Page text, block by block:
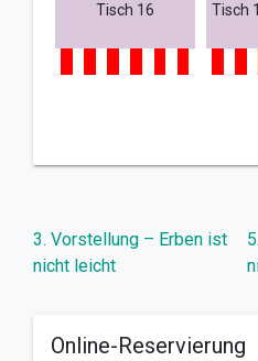
Tisch 16 Tisch
3. Vorstellung – Erben ist
nicht leicht
Online-Reservierung